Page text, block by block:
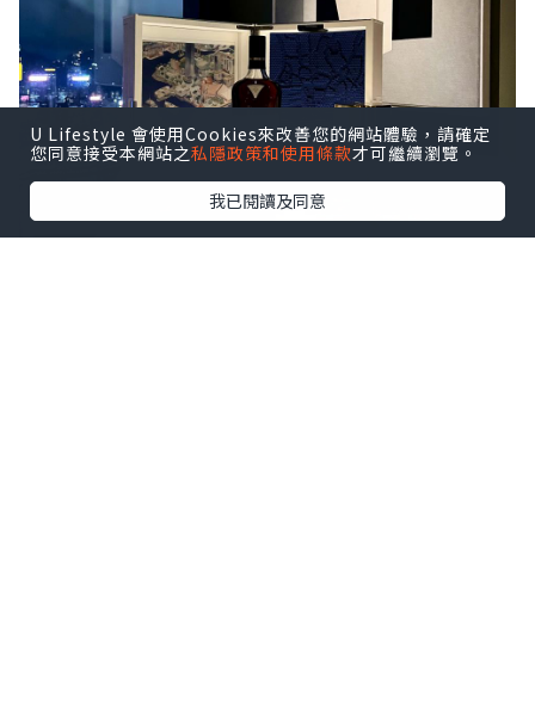
U Lifestyle 會使用Cookies來改善您的網站體驗，請確定
您同意接受本網站之私隱政策和使用條款才可繼續瀏覽。
我已閱讀及同意